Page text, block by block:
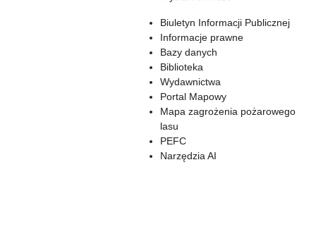
Biuletyn Informacji Publicznej
Informacje prawne
Bazy danych
Biblioteka
Wydawnictwa
Portal Mapowy
Mapa zagrożenia pożarowego
lasu
PEFC
Narzędzia AI